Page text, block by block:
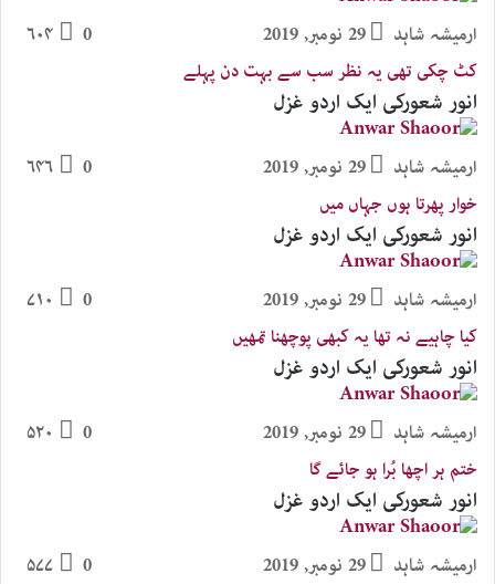
ارمیشہ شاہد 29 نومبر, 2019 0
کٹ چکی تھی یہ نظر سب سے بہت دن پہلے
انور شعورکی ایک اردو غزل
ارمیشہ شاہد 29 نومبر, 2019 0
خوار پھرتا ہوں جہاں میں
انور شعورکی ایک اردو غزل
ارمیشہ شاہد 29 نومبر, 2019 0
کیا چاہیے نہ تھا یہ کبھی پوچھنا تمھیں
انور شعورکی ایک اردو غزل
ارمیشہ شاہد 29 نومبر, 2019 0
ختم ہر اچھا بُرا ہو جائے گا
انور شعورکی ایک اردو غزل
ارمیشہ شاہد 29 نومبر, 2019 0